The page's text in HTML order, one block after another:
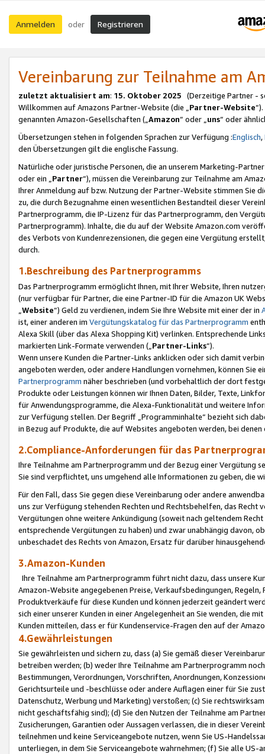
Anmelden oder Registrieren
Vereinbarung zur Teilnahme am
zuletzt aktualisiert am: 15. Oktober 2025 (Derzeitige Partner -
Willkommen auf Amazons Partner-Website (die „Partner-Website
genannten Amazon-Gesellschaften („Amazon“ oder „uns“ oder
Übersetzungen stehen in folgenden Sprachen zur Verfügung :Englisch,
den Übersetzungen gilt die englische Fassung.
Natürliche oder juristische Personen, die an unserem Marketing-
oder ein „Partner“), müssen die Vereinbarung zur Teilnahme am
Ihrer Anmeldung auf bzw. Nutzung der Partner-Website stimmen Sie
zu, die durch Bezugnahme einen wesentlichen Bestandteil dieser
Partnerprogramm, die IP-Lizenz für das Partnerprogramm, den
Partnerprogramm). Inhalte, die du auf der Website Amazon.com
des Verbots von Kundenrezensionen, die gegen eine Vergütung
durch.
1.Beschreibung des Partnerprogramms
Das Partnerprogramm ermöglicht Ihnen, mit Ihrer Website, Ihren
(nur verfügbar für Partner, die eine Partner-ID für die Amazon UK
Website“) Geld zu verdienen, indem Sie Ihre Website mit einer der in
ist, einer anderen im Vergütungskatalog für das Partnerprogramm
Alexa Skill (über das Alexa Shopping Kit) verlinken. Entsprechende
markierten Link-Formate verwenden („ Partner-Links“).
Wenn unsere Kunden die Partner-Links anklicken oder sich damit
angeboten werden, oder andere Handlungen vornehmen, können Sie
Partnerprogramm näher beschrieben (und vorbehaltlich der dort
Produkte oder Leistungen können wir Ihnen Daten, Bilder, Texte,
für Anwendungsprogramme, die Alexa-Funktionalität und weitere
zur Verfügung stellen. Der Begriff „Programminhalte“ bezieht sich
in Bezug auf Produkte, die auf Websites angeboten werden, bei
2.Compliance-Anforderungen für das
Ihre Teilnahme am Partnerprogramm und der Bezug einer Vergütung
Sie sind verpflichtet, uns umgehend alle Informationen zu geben, die
Für den Fall, dass Sie gegen diese Vereinbarung oder andere
uns zur Verfügung stehenden Rechten und Rechtsbehelfen, das
Vergütungen ohne weitere Ankündigung (soweit nach geltendem
entsprechende Vergütungen zu haben) und zwar unabhängig davon,
unbeschadet des Rechts von Amazon, Ersatz für darüber
3.Amazon-Kunden
Ihre Teilnahme am Partnerprogramm führt nicht dazu, dass unsere
Amazon-Website angegebenen Preise, Verkaufsbedingungen,
Produktverkäufe für diese Kunden und können jederzeit geändert
sich einer unserer Kunden in einer Angelegenheit an Sie wenden, die
Kunden mitteilen, dass er für Kundenservice-Fragen den auf der
4.Gewährleistungen
Sie gewährleisten und sichern zu, dass (a) Sie gemäß dieser
betreiben werden; (b) weder Ihre Teilnahme am Partnerprogramm
Bestimmungen, Verordnungen, Vorschriften, Anordnungen,
Gerichtsurteile und -beschlüsse oder andere Auflagen einer für Sie
Datenschutz, Werbung und Marketing) verstoßen; (c) Sie
nicht geschäftsfähig sind); (d) Sie den Nutzen der Teilnahme am
Zusicherungen, Garantien oder Aussagen verlassen, die in dieser
teilnehmen und keine Serviceangebote nutzen, wenn Sie US-
unterliegen, in dem Sie Serviceangebote wahrnehmen; (f) Sie alle